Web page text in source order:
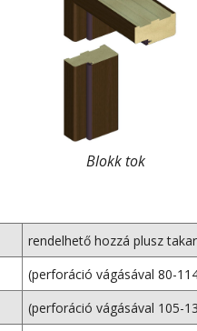
Blokk tok
rendelhető hozzá plusz
(perforáció vágásával 80-
(perforáció vágásával 105-